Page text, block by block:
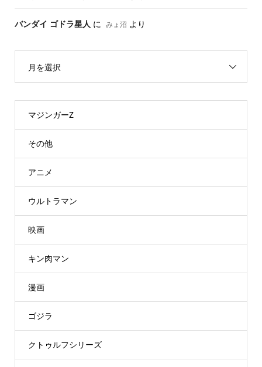
バンダイ ゴドラ星人 に みょ沼 より
月を選択
マジンガーZ
その他
アニメ
ウルトラマン
映画
キン肉マン
漫画
ゴジラ
クトゥルフシリーズ